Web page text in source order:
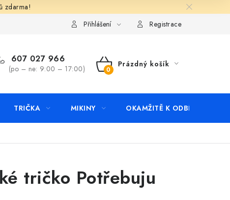
zdarma!
KontaktyPřihlášení Registrace
607 027 966
(po – ne: 9:00 – 17:00)
NÁKUPNÍ
Prázdný košík
TRIČKA MIKINY OKAMŽITĚ K ODBĚRU
tričko Potřebuju